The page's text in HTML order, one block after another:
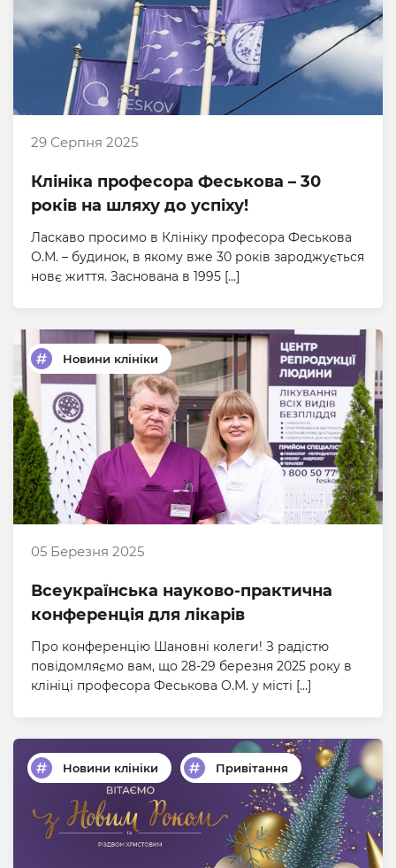
29 Серпня 2025
Клініка професора Феськова – 30
років на шляху до успіху!
Ласкаво просимо в Клініку професора Феськова
О.М. – будинок, в якому вже 30 років зароджується
новє життя. Заснована в 1995 […]
Новини клініки
05 Березня 2025
Всеукраїнська науково-практична
конференція для лікарів
Про конференцію Шановні колеги! З радістю
повідомляємо вам, що 28-29 березня 2025 року в
клініці професора Феськова О.М. у місті […]
Новини клініки Привітання